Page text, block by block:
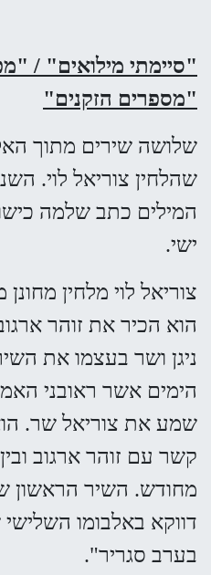
"סיימתי מילואים" /
"מספרים הזקנים"
שלושה שירים מתוך
שהלחין צוריאל לוי.
המילים כתב שלמה
ישי.
צוריאל לוי מלחין
הוא הכיר את זוהר
ניגן ושר בעצמו את
הימים אשר ראובני
שמע את צוריאל שר.
קשר עם זוהר ארגוב
מחודש. השיר הראשון
דווקא באלבומו
בערב סגריר".